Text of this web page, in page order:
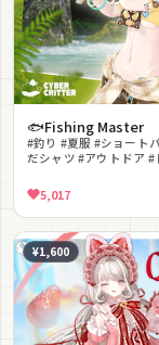
🐟Fishing Master
#釣り #夏服 #ショート
だシャツ #アウトドア #
黄色5,017
¥1,600